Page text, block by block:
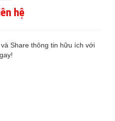
hệ
và Share thông tin hữu ích với